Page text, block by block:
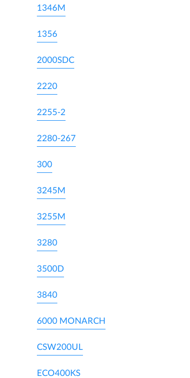
1346M
1356
2000SDC
2220
2255-2
2280-267
300
3245M
3255M
3280
3500D
3840
6000 MONARCH
CSW200UL
ECO400KS